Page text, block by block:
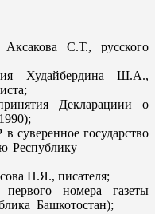
С.Т., русского
Худайбердина Ш.А.,
Декларациии о
суверенное государство
Республику –
Н.Я., писателя;
номера газеты
Башкотостан);